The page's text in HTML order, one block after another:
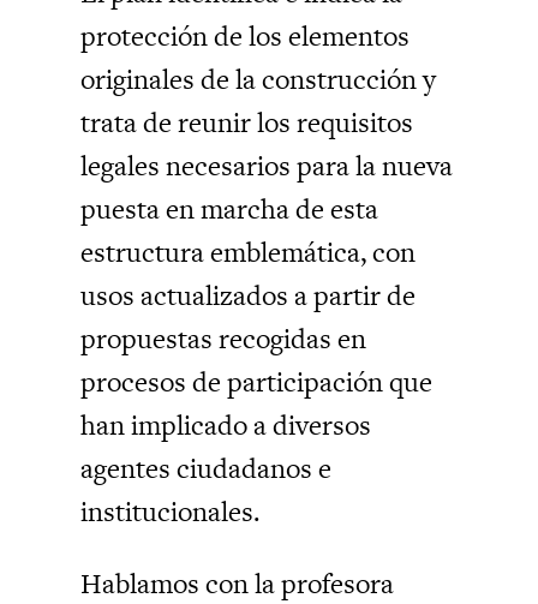
protección de los elementos
originales de la construcción y
trata de reunir los requisitos
legales necesarios para la nueva
puesta en marcha de esta
estructura emblemática, con
usos actualizados a partir de
propuestas recogidas en
procesos de participación que
han implicado a diversos
agentes ciudadanos e
institucionales.
Hablamos con la profesora